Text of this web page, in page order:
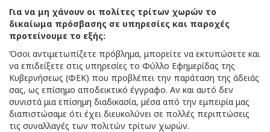
Για να μη χάνουν οι πολίτες τρίτων χωρών το
δικαίωμα πρόσβασης σε υπηρεσίες και παροχές
προτείνουμε το εξής:
Όσοι αντιμετωπίζετε πρόβλημα, μπορείτε να εκτυπώσετε και
να επιδείξετε στις υπηρεσίες το Φύλλο Εφημερίδας της
Κυβερνήσεως (ΦΕΚ) που προβλέπει την παράταση της άδειάς
σας, ως επίσημο αποδεικτικό έγγραφο. Αν και αυτό δεν
συνιστά μια επίσημη διαδικασία, μέσα από την εμπειρία μας
διαπιστώσαμε ότι έχει διευκολύνει σε πολλές περιπτώσεις
τις συναλλαγές των πολιτών τρίτων χωρών.